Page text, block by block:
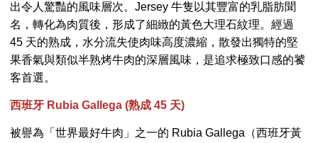
出令人驚豔的風味層次。Jersey 牛隻以其豐富的乳脂肪聞
名，轉化為肉質後，形成了細緻的黃色大理石紋理。經過
45 天的熟成，水分流失使肉味高度濃縮，散發出獨特的堅
果香氣與類似半熟烤牛肉的深層風味，是追求極致口感的饕
客首選。
西班牙 Rubia Gallega (熟成 45 天)
被譽為「世界最好牛肉」之一的 Rubia Gallega（西班牙黃